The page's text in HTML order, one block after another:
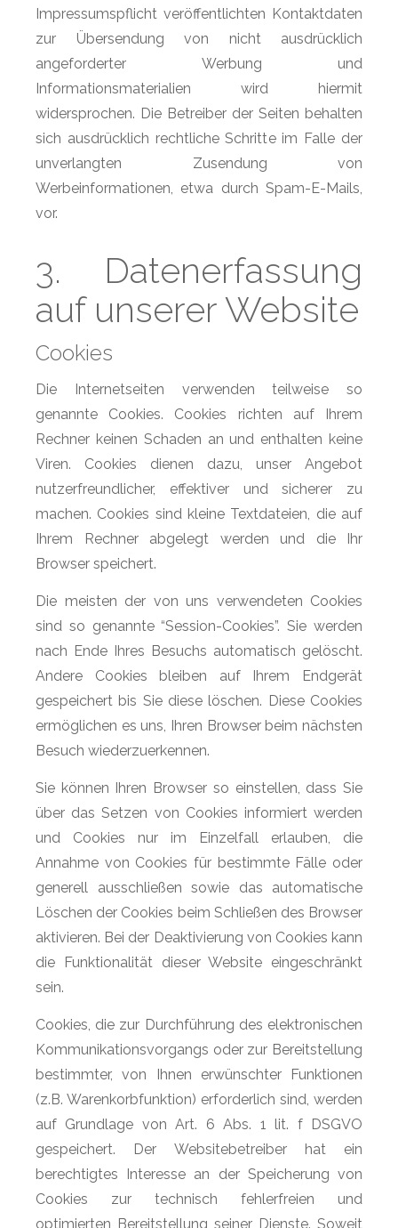
Impressumspflicht veröffentlichten Kontaktdaten
zur Übersendung von nicht ausdrücklich
angeforderter Werbung und
Informationsmaterialien wird hiermit
widersprochen. Die Betreiber der Seiten behalten
sich ausdrücklich rechtliche Schritte im Falle der
unverlangten Zusendung von
Werbeinformationen, etwa durch Spam-E-Mails,
vor.
3. Datenerfassung
auf unserer Website
Cookies
Die Internetseiten verwenden teilweise so
genannte Cookies. Cookies richten auf Ihrem
Rechner keinen Schaden an und enthalten keine
Viren. Cookies dienen dazu, unser Angebot
nutzerfreundlicher, effektiver und sicherer zu
machen. Cookies sind kleine Textdateien, die auf
Ihrem Rechner abgelegt werden und die Ihr
Browser speichert.
Die meisten der von uns verwendeten Cookies
sind so genannte “Session-Cookies”. Sie werden
nach Ende Ihres Besuchs automatisch gelöscht.
Andere Cookies bleiben auf Ihrem Endgerät
gespeichert bis Sie diese löschen. Diese Cookies
ermöglichen es uns, Ihren Browser beim nächsten
Besuch wiederzuerkennen.
Sie können Ihren Browser so einstellen, dass Sie
über das Setzen von Cookies informiert werden
und Cookies nur im Einzelfall erlauben, die
Annahme von Cookies für bestimmte Fälle oder
generell ausschließen sowie das automatische
Löschen der Cookies beim Schließen des Browser
aktivieren. Bei der Deaktivierung von Cookies kann
die Funktionalität dieser Website eingeschränkt
sein.
Cookies, die zur Durchführung des elektronischen
Kommunikationsvorgangs oder zur Bereitstellung
bestimmter, von Ihnen erwünschter Funktionen
(z.B. Warenkorbfunktion) erforderlich sind, werden
auf Grundlage von Art. 6 Abs. 1 lit. f DSGVO
gespeichert. Der Websitebetreiber hat ein
berechtigtes Interesse an der Speicherung von
Cookies zur technisch fehlerfreien und
optimierten Bereitstellung seiner Dienste. Soweit